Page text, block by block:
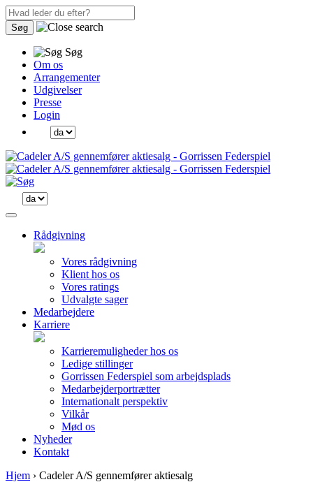
Søg
Søg
Om os
Arrangementer
Udgivelser
Presse
Login
Rådgivning
Vores rådgivning
Klient hos os
Vores ratings
Udvalgte sager
Medarbejdere
Karriere
Karrieremuligheder hos os
Ledige stillinger
Gorrissen Federspiel som arbejdsplads
Medarbejderportrætter
Internationalt perspektiv
Vilkår
Mød os
Nyheder
Kontakt
Hjem › Cadeler A/S gennemfører aktiesalg